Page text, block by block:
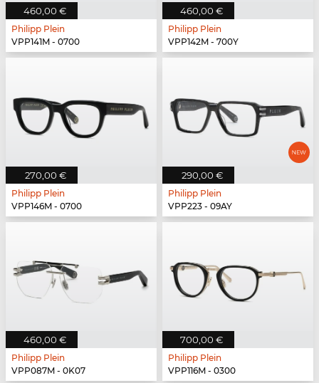
460,00 €
Philipp Plein
VPP141M - 0700
460,00 €
Philipp Plein
VPP142M - 700Y
270,00 €
Philipp Plein
VPP146M - 0700
290,00 €
Philipp Plein
VPP223 - 09AY
460,00 €
Philipp Plein
VPP087M - 0K07
700,00 €
Philipp Plein
VPP116M - 0300